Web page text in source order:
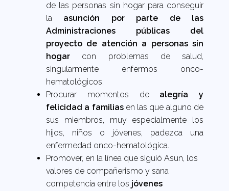
de las personas sin hogar para conseguir
la asunción por parte de las
Administraciones públicas del
proyecto de atención a personas sin
hogar con problemas de salud,
singularmente enfermos onco-
hematológicos.
Procurar momentos de alegría y
felicidad a familiasen las que alguno de
sus miembros, muy especialmente los
hijos, niños o jóvenes, padezca una
enfermedad onco-hematológica.
Promover, en la línea que siguió Asun, los
valores de compañerismo y sana
competencia entre los jóvenes